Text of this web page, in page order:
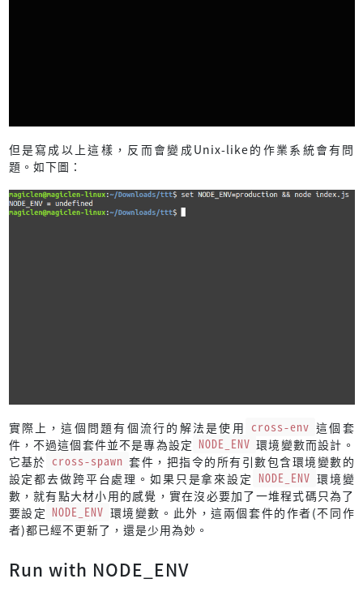
但是寫成以上這樣，反而會變成Unix-like的作業系統會有問
題。如下圖：
實際上，這個問題有個流行的解法是使用 cross-env 這個套
件，不過這個套件並不是專為設定 NODE_ENV 環境變數而設計。
它基於 cross-spawn 套件，把指令的所有引數包含環境變數的
設定都去做跨平台處理。如果只是拿來設定 NODE_ENV 環境變
數，就有點大材小用的感覺，實在沒必要加了一堆程式碼只為了
要設定 NODE_ENV 環境變數。此外，這兩個套件的作者(不同作
者)都已經不更新了，還是少用為妙。
Run with NODE_ENV